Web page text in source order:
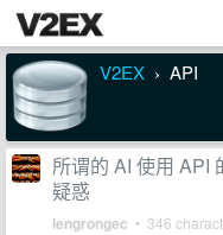
V2EX › API
所谓的 AI 使用 API
疑惑
lengrongec • 346